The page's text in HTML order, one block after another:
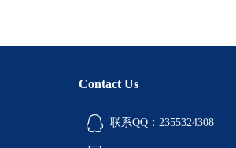
Contact Us
联系QQ：2355324308